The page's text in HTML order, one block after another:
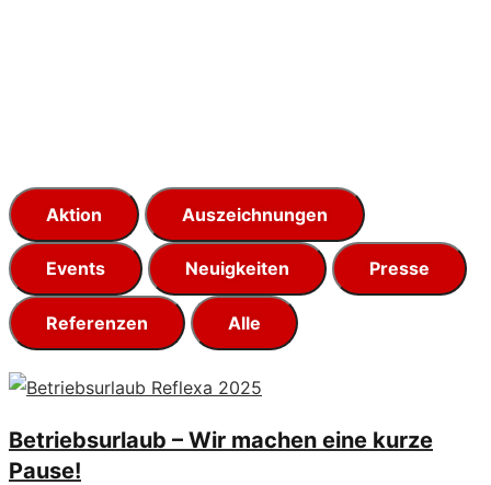
Aktion Auszeichnungen
Events Neuigkeiten Presse
Referenzen Alle
Betriebsurlaub – Wir machen eine kurze
Pause!